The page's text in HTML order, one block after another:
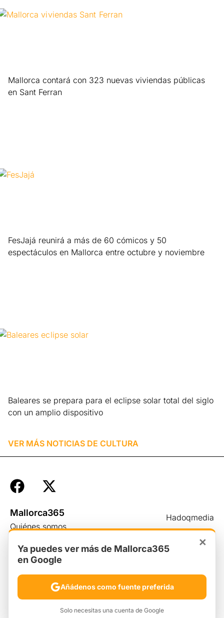
Mallorca contará con 323 nuevas viviendas públicas
en Sant Ferran
FesJajá reunirá a más de 60 cómicos y 50
espectáculos en Mallorca entre octubre y noviembre
Baleares se prepara para el eclipse solar total del siglo
con un amplio dispositivo
VER MÁS NOTICIAS DE CULTURA
Hadoqmedia
Mallorca365
Quiénes somos
Ciudades365
Newsletter
Contacto
×
Ya puedes ver más de Mallorca365
en Google
Añádenos como fuente preferida
Solo necesitas una cuenta de Google